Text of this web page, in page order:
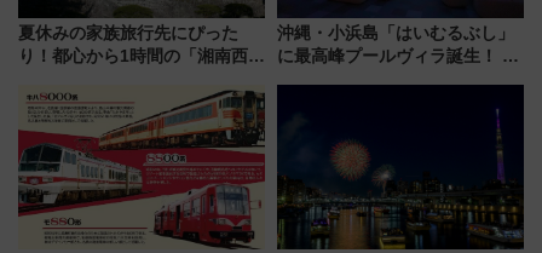
夏休みの家族旅行先にぴった
り！都心から1時間の「湘南西エ
島とは異なる魅力を持つ今夏の
注目スポット
沖縄・小浜島「はいむるぶし」
に最高峰プールヴィラ誕生！ 石